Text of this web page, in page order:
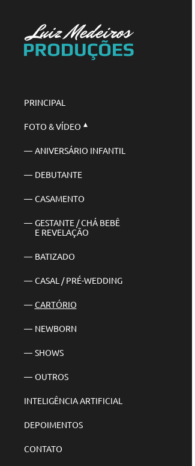
PRINCIPAL
FOTO & VÍDEO
ANIVERSÁRIO INFANTIL
DEBUTANTE
CASAMENTO
GESTANTE / CHÁ BEBÊ
E REVELAÇÃO
BATIZADO
CASAL / PRÉ-WEDDING
CARTÓRIO
NEWBORN
SHOWS
OUTROS
INTELIGÊNCIA ARTIFICIAL
DEPOIMENTOS
CONTATO